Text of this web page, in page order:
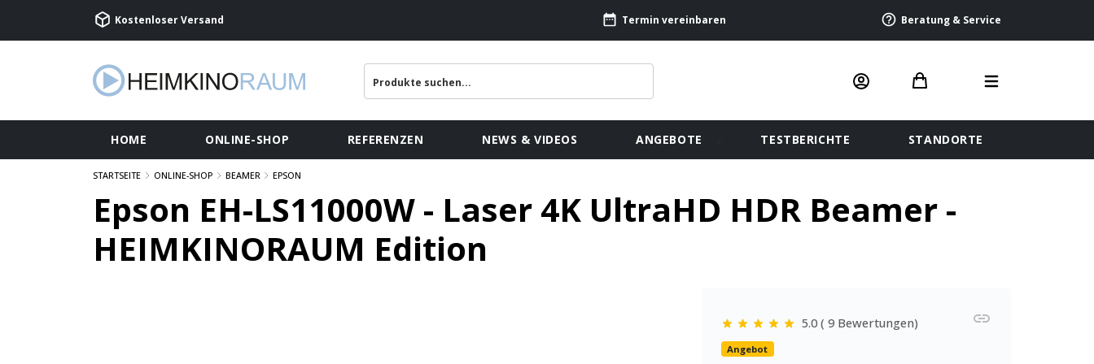
Kostenloser Versand Termin vereinbaren Beratung & Service
HOME ONLINE-SHOP REFERENZEN NEWS & VIDEOS ANGEBOTE TESTBERICHTE STANDORTE
STARTSEITE ONLINE-SHOP BEAMER EPSON
Epson EH-LS11000W - Laser 4K UltraHD HDR Beamer -
HEIMKINORAUM Edition
5.0 ( 9 Bewertungen)
Angebot